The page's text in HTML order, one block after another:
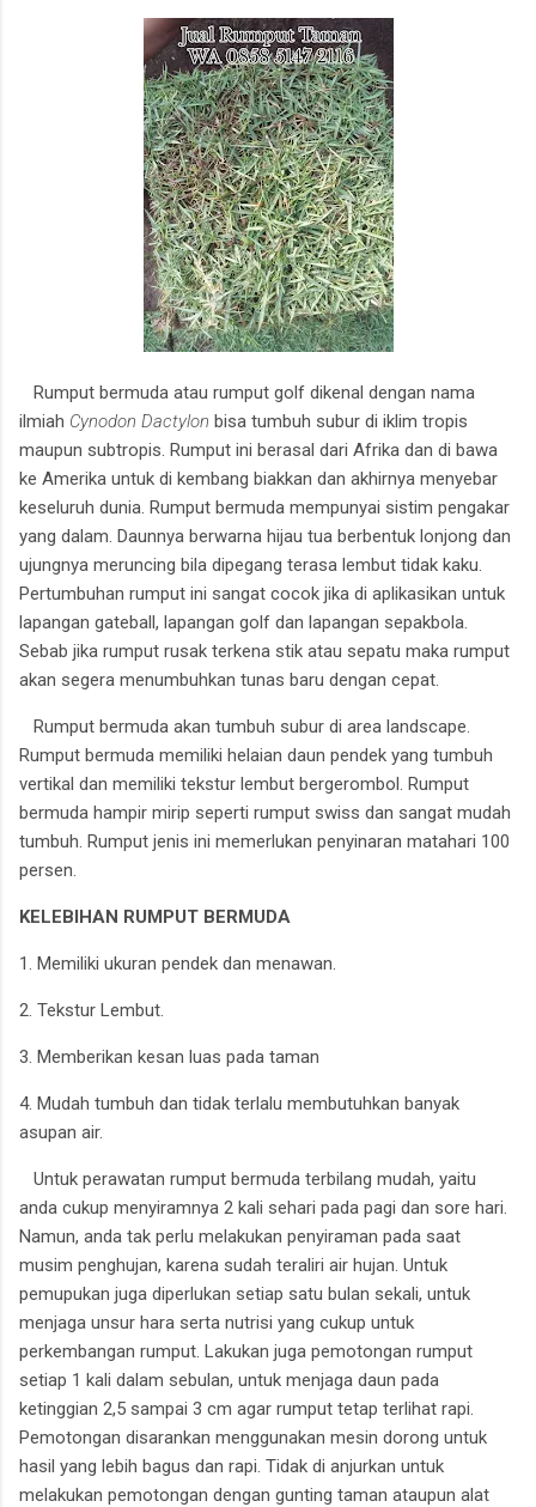
Rumput bermuda atau rumput golf dikenal dengan nama
ilmiah Cynodon Dactylon bisa tumbuh subur di iklim tropis
maupun subtropis. Rumput ini berasal dari Afrika dan di bawa
ke Amerika untuk di kembang biakkan dan akhirnya menyebar
keseluruh dunia. Rumput bermuda mempunyai sistim pengakar
yang dalam. Daunnya berwarna hijau tua berbentuk lonjong dan
ujungnya meruncing bila dipegang terasa lembut tidak kaku.
Pertumbuhan rumput ini sangat cocok jika di aplikasikan untuk
lapangan gateball, lapangan golf dan lapangan sepakbola.
Sebab jika rumput rusak terkena stik atau sepatu maka rumput
akan segera menumbuhkan tunas baru dengan cepat.
Rumput bermuda akan tumbuh subur di area landscape.
Rumput bermuda memiliki helaian daun pendek yang tumbuh
vertikal dan memiliki tekstur lembut bergerombol. Rumput
bermuda hampir mirip seperti rumput swiss dan sangat mudah
tumbuh. Rumput jenis ini memerlukan penyinaran matahari 100
persen.
KELEBIHAN RUMPUT BERMUDA
1. Memiliki ukuran pendek dan menawan.
2. Tekstur Lembut.
3. Memberikan kesan luas pada taman
4. Mudah tumbuh dan tidak terlalu membutuhkan banyak
asupan air.
Untuk perawatan rumput bermuda terbilang mudah, yaitu
anda cukup menyiramnya 2 kali sehari pada pagi dan sore hari.
Namun, anda tak perlu melakukan penyiraman pada saat
musim penghujan, karena sudah teraliri air hujan. Untuk
pemupukan juga diperlukan setiap satu bulan sekali, untuk
menjaga unsur hara serta nutrisi yang cukup untuk
perkembangan rumput. Lakukan juga pemotongan rumput
setiap 1 kali dalam sebulan, untuk menjaga daun pada
ketinggian 2,5 sampai 3 cm agar rumput tetap terlihat rapi.
Pemotongan disarankan menggunakan mesin dorong untuk
hasil yang lebih bagus dan rapi. Tidak di anjurkan untuk
melakukan pemotongan dengan gunting taman ataupun alat